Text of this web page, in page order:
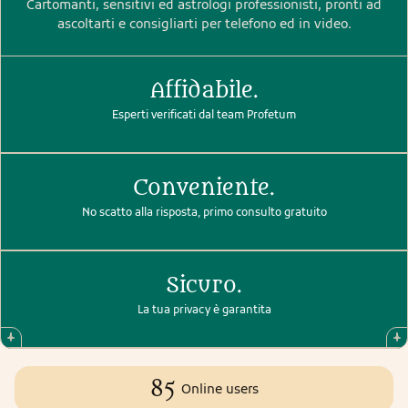
Cartomanti, sensitivi ed astrologi professionisti, pronti ad
ascoltarti e consigliarti per telefono ed in video.
Affidabile.
Esperti verificati dal team Profetum
Conveniente.
No scatto alla risposta, primo consulto gratuito
Sicuro.
La tua privacy è garantita
85 Online users